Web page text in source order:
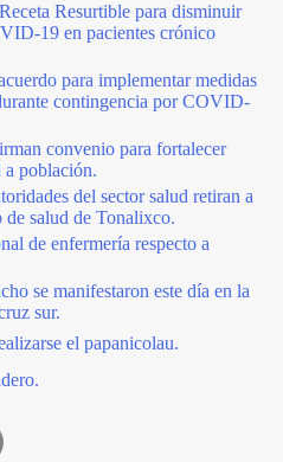
Resurtible para disminuir
19 en pacientes crónico
para implementar medidas
contingencia por COVID-
convenio para fortalecer
a población.
del sector salud retiran a
de salud de Tonalixco.
de enfermería respecto a
se manifestaron este día en la
sur.
el papanicolau.